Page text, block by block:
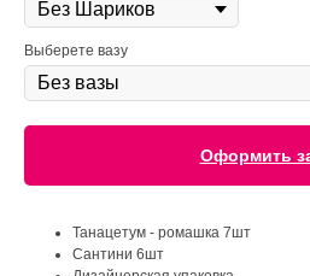
Выберете вазу
Оформить
Танацетум - ромашка 7шт
Сантини 6шт